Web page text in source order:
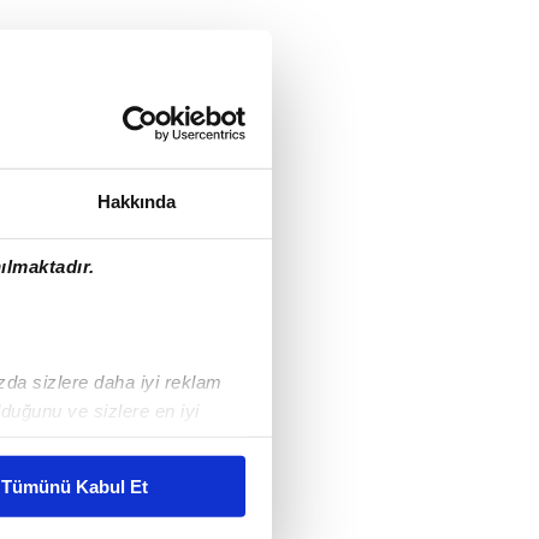
Hakkında
sizlere daha iyi reklam
ve sizlere en iyi
Tümünü Kabul Et